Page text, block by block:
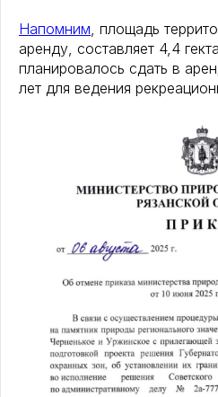
Напомним, площадь
аренду, составляет 4,4
планировалось сдать в
лет для ведения